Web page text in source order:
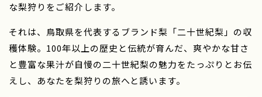
な梨狩りをご紹介します。
それは、鳥取県を代表するブランド梨「二十世紀梨」の収
穫体験。100年以上の歴史と伝統が育んだ、爽やかな甘さ
と豊富な果汁が自慢の二十世紀梨の魅力をたっぷりとお伝
えし、あなたを梨狩りの旅へと誘います。